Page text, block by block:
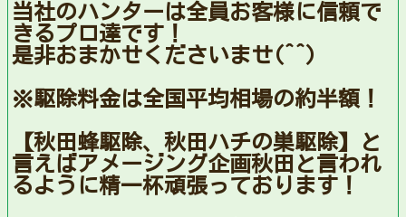
当社のハンターは全員お客様に信頼で
きるプロ達です！
是非おまかせくださいませ(^^)
※駆除料金は全国平均相場の約半額！
【秋田蜂駆除、秋田ハチの巣駆除】と
言えばアメージング企画秋田と言われ
るように精一杯頑張っております！